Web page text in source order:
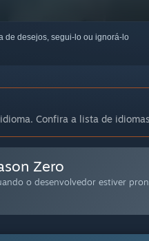
de desejos, segui-lo ou ignorá-lo
Confira a lista de
Zero
o desenvolvedor estiver